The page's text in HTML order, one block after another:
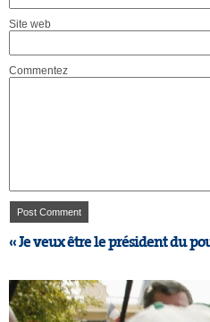
Site web
Commentez
« Je veux être le président du